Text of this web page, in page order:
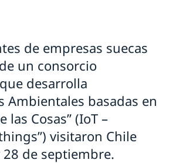
de Cultura
de empresas suecas
un consorcio
desarrolla
Ambientales basadas en
las Cosas” (IoT –
visitaron Chile
de septiembre.